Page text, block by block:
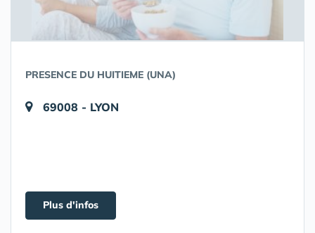
PRESENCE DU HUITIEME (UNA)
69008 - LYON
Plus d'infos